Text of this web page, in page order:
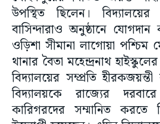
উপস্থিত ছিলেন।
বাসিন্দারাও অনুষ্ঠানে
ওড়িশা সীমানা লাগোয়া পশ্চিম
থানার বৈতা মহেন্দ্রনাথ
বিদ্যালয়ের সম্প্রতি
বিদ্যালয়কে রাজ্যের
কারিগরদের সম্মানিত করতে